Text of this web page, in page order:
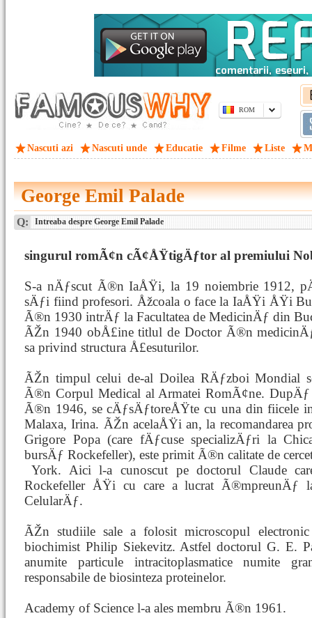
ROM
Nascuti azi Nascuti unde Educatie Filme Liste
George Emil Palade
Q: Intreaba despre George Emil Palade
singurul romÃ¢n cÃ¢ÅŸtigÄƒtor al premiului
S-a nÄƒscut Ã®n IaÅŸi, la 19 noiembrie 1912,
sÄƒi fiind profesori. Åžcoala o face la IaÅŸi ÅŸi
Ã®n 1930 intrÄƒ la Facultatea de MedicinÄƒ din
ÃŽn 1940 obÅ£ine titlul de Doctor Ã®n
sa privind structura Å£esuturilor.
ÃŽn timpul celui de-al Doilea RÄƒzboi Mondial
Ã®n Corpul Medical al Armatei RomÃ¢ne.
Ã®n 1946, se cÄƒsÄƒtoreÅŸte cu una din fiicele
Malaxa, Irina. ÃŽn acelaÅŸi an, la recomandarea
Grigore Popa (care fÄƒcuse specializÄƒri la
bursÄƒ Rockefeller), este primit Ã®n calitate de
York. Aici l-a cunoscut pe doctorul Claude
Rockefeller ÅŸi cu care a lucrat Ã®mpreunÄƒ
CelularÄƒ.
ÃŽn studiile sale a folosit microscopul
biochimist Philip Siekevitz. Astfel doctorul G. E.
anumite particule intracitoplasmatice numite
responsabile de biosinteza proteinelor.
Academy of Science l-a ales membru Ã®n 1961.